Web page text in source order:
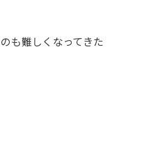
も難しくなってきた